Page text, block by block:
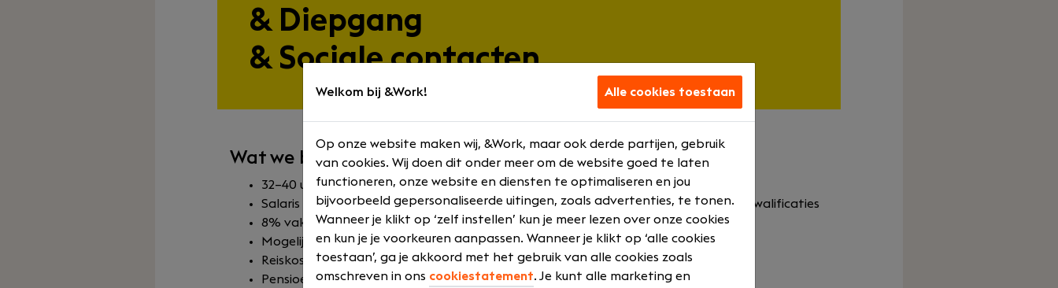
& Diepgang
& Sociale contacten
Wat we bieden
32–40 uur per week, afhankelijk van jouw voorkeur
Salaris van €2.800–€3.500 bruto op basis van 40 uur, afhankelijk van ervaring en kwalificaties
8% vakantiegeld
Mogelijkheden tot groei op het vlak dat jij wilt
Reiskostenvergoeding
Pensioenregeling
Welkom bij &Work! Alle cookies toestaan
Op onze website maken wij, &Work, maar ook derde partijen, gebruik
van cookies. Wij doen dit onder meer om de website goed te laten
functioneren, onze website en diensten te optimaliseren en jou
bijvoorbeeld gepersonaliseerde uitingen, zoals advertenties, te tonen.
Wanneer je klikt op ‘zelf instellen’ kun je meer lezen over onze cookies
en kun je je voorkeuren aanpassen. Wanneer je klikt op ‘alle cookies
toestaan’, ga je akkoord met het gebruik van alle cookies zoals
omschreven in ons cookiestatement. Je kunt alle marketing en